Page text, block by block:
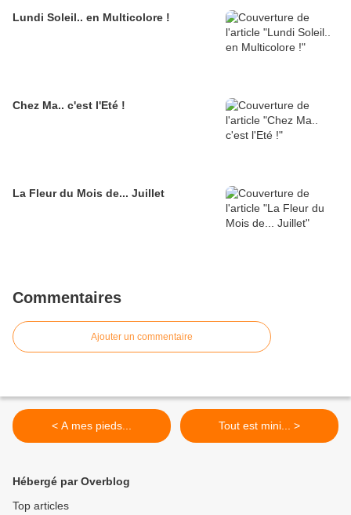
Lundi Soleil.. en Multicolore !
Chez Ma.. c'est l'Eté !
La Fleur du Mois de... Juillet
Commentaires
Ajouter un commentaire
< A mes pieds... Tout est mini... >
Hébergé par Overblog
Top articles